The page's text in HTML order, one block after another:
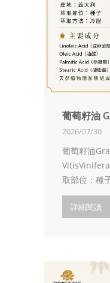
葡萄籽油
2026/07/30
葡萄籽油
取部位：種
詳細閱讀